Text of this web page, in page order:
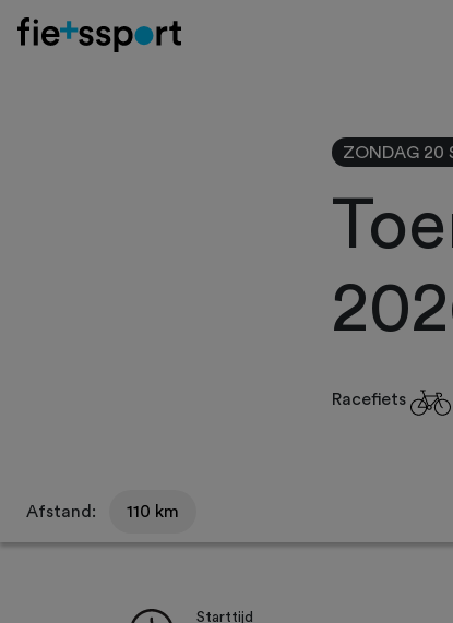
ZONDAG 20
Racefiets
Afstand: 110 km
Starttijd